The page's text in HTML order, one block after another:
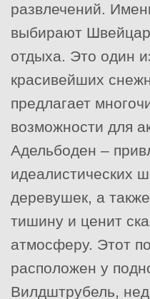
развлечений.
выбирают
отдыха. Это один
красивейших
предлагает
возможности для
Адельбоден –
идеалистических
деревушек, а
тишину и ценит
атмосферу. Этот
расположен у
Вилдштрубель,